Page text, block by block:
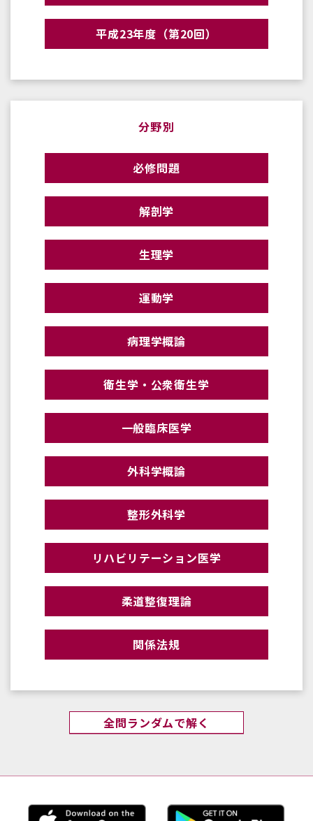
平成23年度（第20回）
分野別
必修問題
解剖学
生理学
運動学
病理学概論
衛生学・公衆衛生学
一般臨床医学
外科学概論
整形外科学
リハビリテーション医学
柔道整復理論
関係法規
全問ランダムで解く